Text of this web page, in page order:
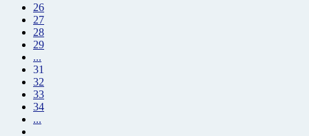
26
27
28
29
...
31
32
33
34
...